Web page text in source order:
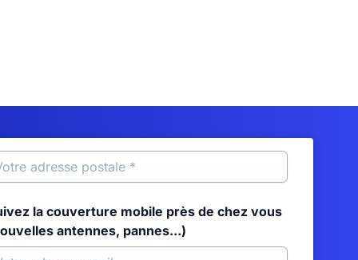
la couverture mobile près de chez vous
antennes, pannes...)